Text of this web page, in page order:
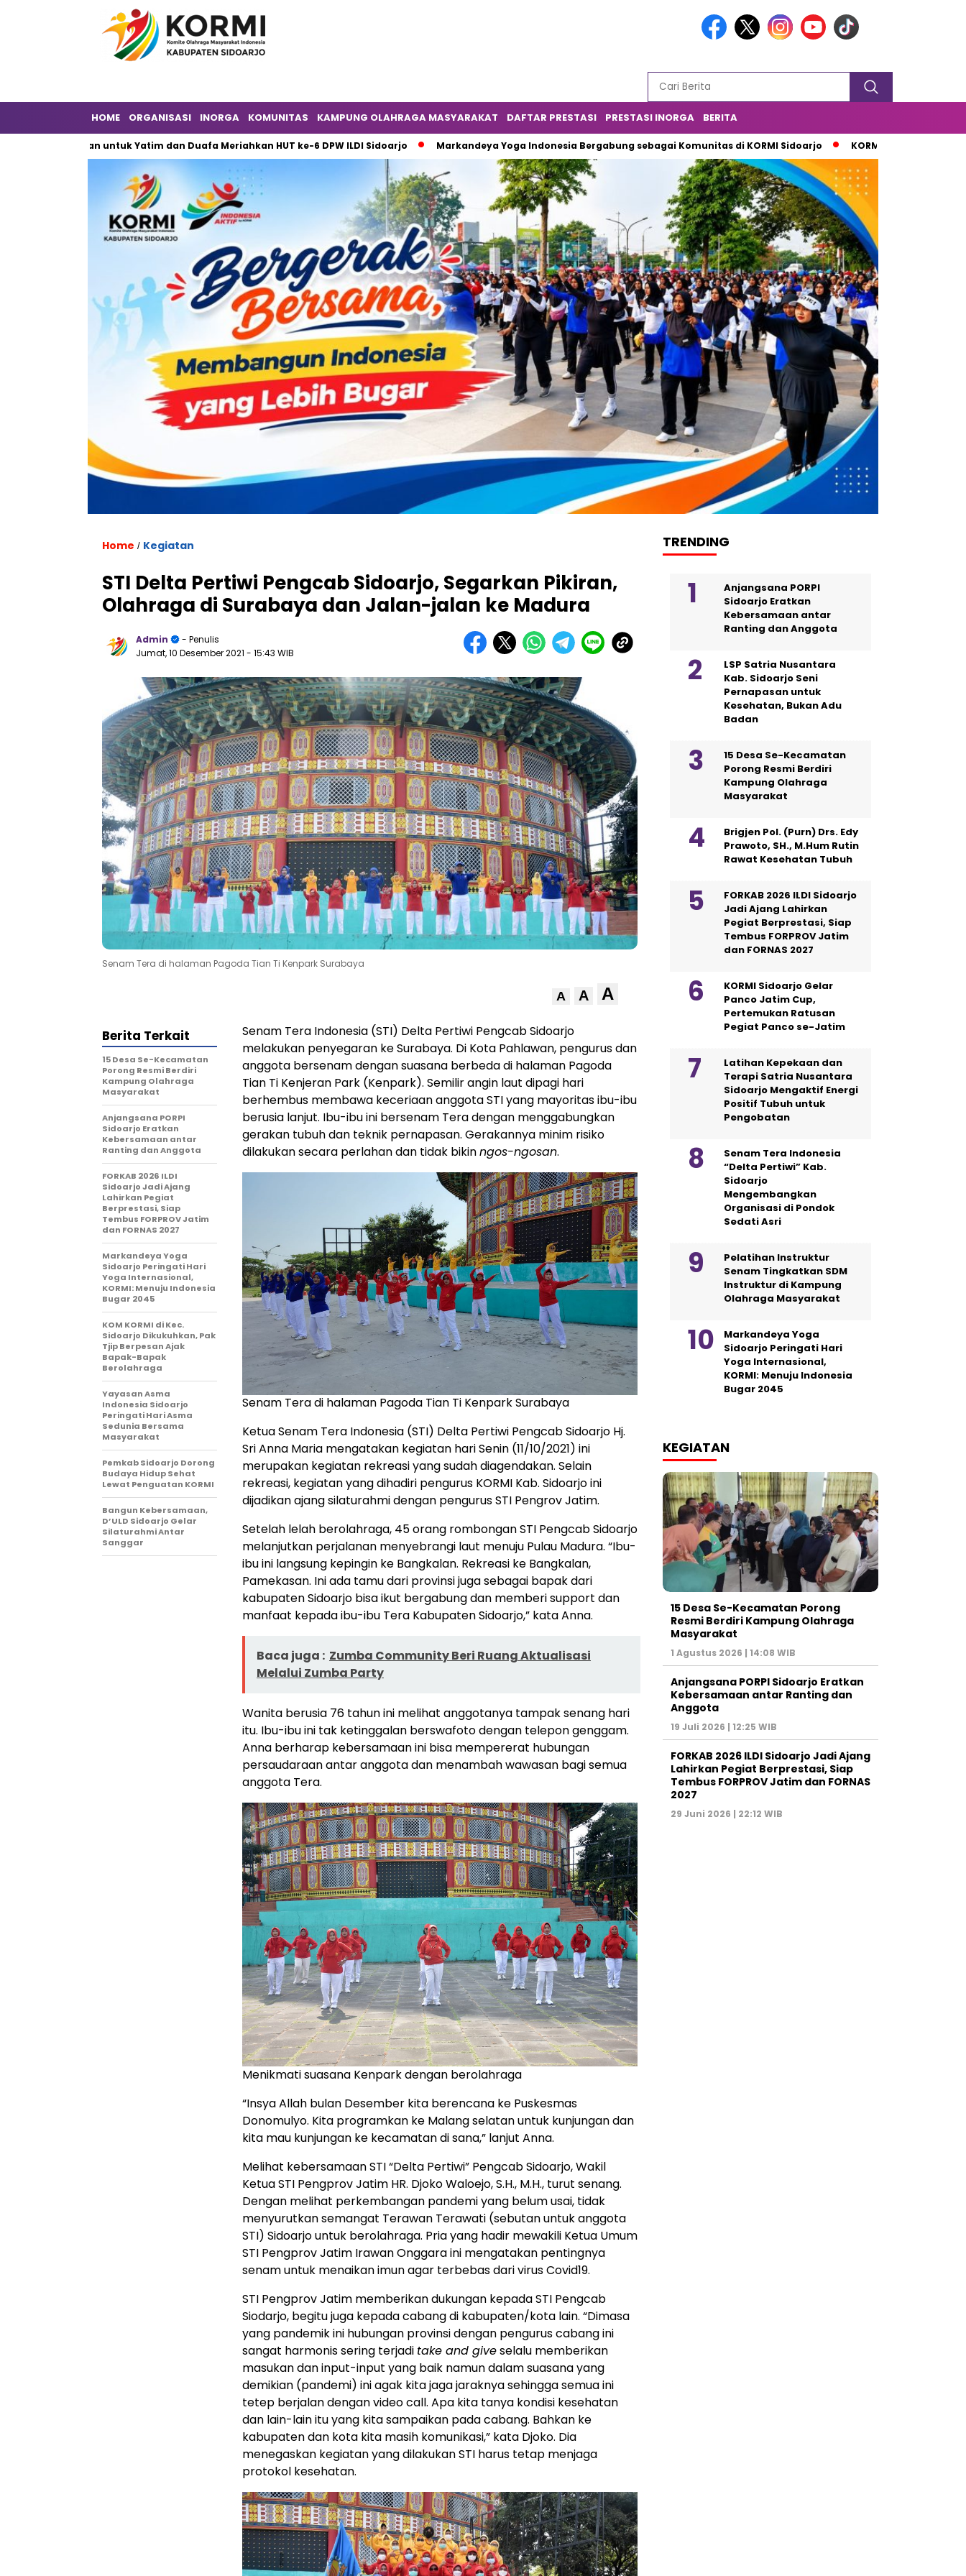
HOME ORGANISASI INORGA KOMUNITAS KAMPUNG OLAHRAGA MASYARAKAT DAFTAR PRESTASI PRESTASI INORGA BERITA
untuk Yatim dan Duafa Meriahkan HUT ke-6 DPW ILDI Sidoarjo Markandeya Yoga Indonesia Bergabung sebagai Komunitas di KORMI Sidoarjo KORMI Sidoarjo Berikan
Home / Kegiatan
STI Delta Pertiwi Pengcab Sidoarjo, Segarkan Pikiran,
Olahraga di Surabaya dan Jalan-jalan ke Madura
Admin
- Penulis
Jumat, 10 Desember 2021 - 15:43 WIB
Senam Tera di halaman Pagoda Tian Ti Kenpark Surabaya
A A A
Senam Tera Indonesia (STI) Delta Pertiwi Pengcab Sidoarjo
melakukan penyegaran ke Surabaya. Di Kota Pahlawan, pengurus dan
anggota bersenam dengan suasana berbeda di halaman Pagoda
Tian Ti Kenjeran Park (Kenpark). Semilir angin laut dipagi hari
berhembus membawa keceriaan anggota STI yang mayoritas ibu-ibu
berusia lanjut. Ibu-ibu ini bersenam Tera dengan menggabungkan
gerakan tubuh dan teknik pernapasan. Gerakannya minim risiko
dilakukan secara perlahan dan tidak bikinngos-ngosan.
Senam Tera di halaman Pagoda Tian Ti Kenpark Surabaya
Ketua Senam Tera Indonesia (STI) Delta Pertiwi Pengcab Sidoarjo Hj.
Sri Anna Maria mengatakan kegiatan hari Senin (11/10/2021) ini
merupakan kegiatan rekreasi yang sudah diagendakan. Selain
rekreasi, kegiatan yang dihadiri pengurus KORMI Kab. Sidoarjo ini
dijadikan ajang silaturahmi dengan pengurus STI Pengrov Jatim.
Setelah lelah berolahraga, 45 orang rombongan STI Pengcab Sidoarjo
melanjutkan perjalanan menyebrangi laut menuju Pulau Madura. “Ibu-
ibu ini langsung kepingin ke Bangkalan. Rekreasi ke Bangkalan,
Pamekasan. Ini ada tamu dari provinsi juga sebagai bapak dari
kabupaten Sidoarjo bisa ikut bergabung dan memberi support dan
manfaat kepada ibu-ibu Tera Kabupaten Sidoarjo,” kata Anna.
Baca juga : Zumba Community Beri Ruang Aktualisasi
Melalui Zumba Party
Wanita berusia 76 tahun ini melihat anggotanya tampak senang hari
itu. Ibu-ibu ini tak ketinggalan berswafoto dengan telepon genggam.
Anna berharap kebersamaan ini bisa mempererat hubungan
persaudaraan antar anggota dan menambah wawasan bagi semua
anggota Tera.
Menikmati suasana Kenpark dengan berolahraga
“Insya Allah bulan Desember kita berencana ke Puskesmas
Donomulyo. Kita programkan ke Malang selatan untuk kunjungan dan
kita mau kunjungan ke kecamatan di sana,” lanjut Anna.
Melihat kebersamaan STI “Delta Pertiwi” Pengcab Sidoarjo, Wakil
Ketua STI Pengprov Jatim HR. Djoko Waloejo, S.H., M.H., turut senang.
Dengan melihat perkembangan pandemi yang belum usai, tidak
menyurutkan semangat Terawan Terawati (sebutan untuk anggota
STI) Sidoarjo untuk berolahraga. Pria yang hadir mewakili Ketua Umum
STI Pengprov Jatim Irawan Onggara ini mengatakan pentingnya
senam untuk menaikan imun agar terbebas dari virus Covid19.
STI Pengprov Jatim memberikan dukungan kepada STI Pengcab
Siodarjo, begitu juga kepada cabang di kabupaten/kota lain. “Dimasa
yang pandemik ini hubungan provinsi dengan pengurus cabang ini
sangat harmonis sering terjadi take and giveselalu memberikan
masukan dan input-input yang baik namun dalam suasana yang
demikian (pandemi) ini agak kita jaga jaraknya sehingga semua ini
tetep berjalan dengan video call. Apa kita tanya kondisi kesehatan
dan lain-lain itu yang kita sampaikan pada cabang. Bahkan ke
kabupaten dan kota kita masih komunikasi,” kata Djoko. Dia
menegaskan kegiatan yang dilakukan STI harus tetap menjaga
protokol kesehatan.
Berita Terkait
15 Desa Se-Kecamatan
Porong Resmi Berdiri
Kampung Olahraga
Masyarakat
Anjangsana PORPI
Sidoarjo Eratkan
Kebersamaan antar
Ranting dan Anggota
FORKAB 2026 ILDI
Sidoarjo Jadi Ajang
Lahirkan Pegiat
Berprestasi, Siap
Tembus FORPROV Jatim
dan FORNAS 2027
Markandeya Yoga
Sidoarjo Peringati Hari
Yoga Internasional,
KORMI: Menuju Indonesia
Bugar 2045
KOM KORMI di Kec.
Sidoarjo Dikukuhkan, Pak
Tjip Berpesan Ajak
Bapak-Bapak
Berolahraga
Yayasan Asma
Indonesia Sidoarjo
Peringati Hari Asma
Sedunia Bersama
Masyarakat
Pemkab Sidoarjo Dorong
Budaya Hidup Sehat
Lewat Penguatan KORMI
Bangun Kebersamaan,
D’ULD Sidoarjo Gelar
Silaturahmi Antar
Sanggar
TRENDING
Anjangsana PORPI
Sidoarjo Eratkan
Kebersamaan antar
Ranting dan Anggota
LSP Satria Nusantara
Kab. Sidoarjo Seni
Pernapasan untuk
Kesehatan, Bukan Adu
Badan
15 Desa Se-Kecamatan
Porong Resmi Berdiri
Kampung Olahraga
Masyarakat
Brigjen Pol. (Purn) Drs. Edy
Prawoto, SH., M.Hum Rutin
Rawat Kesehatan Tubuh
FORKAB 2026 ILDI Sidoarjo
Jadi Ajang Lahirkan
Pegiat Berprestasi, Siap
Tembus FORPROV Jatim
dan FORNAS 2027
KORMI Sidoarjo Gelar
Panco Jatim Cup,
Pertemukan Ratusan
Pegiat Panco se-Jatim
Latihan Kepekaan dan
Terapi Satria Nusantara
Sidoarjo Mengaktif Energi
Positif Tubuh untuk
Pengobatan
Senam Tera Indonesia
“Delta Pertiwi” Kab.
Sidoarjo
Mengembangkan
Organisasi di Pondok
Sedati Asri
Pelatihan Instruktur
Senam Tingkatkan SDM
Instruktur di Kampung
Olahraga Masyarakat
Markandeya Yoga
Sidoarjo Peringati Hari
Yoga Internasional,
KORMI: Menuju Indonesia
Bugar 2045
KEGIATAN
15 Desa Se-Kecamatan Porong
Resmi Berdiri Kampung Olahraga
Masyarakat
1 Agustus 2026 | 14:08 WIB
Anjangsana PORPI Sidoarjo Eratkan
Kebersamaan antar Ranting dan
Anggota
19 Juli 2026 | 12:25 WIB
FORKAB 2026 ILDI Sidoarjo Jadi Ajang
Lahirkan Pegiat Berprestasi, Siap
Tembus FORPROV Jatim dan FORNAS
2027
29 Juni 2026 | 22:12 WIB